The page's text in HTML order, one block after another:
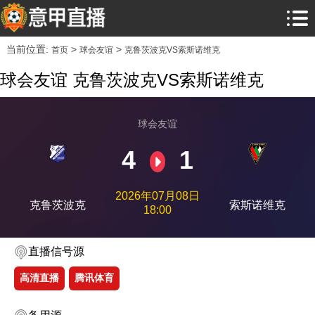
当前位置: 首页> 球会友谊> 克鲁茨波克VS索斯诺维克
球会友谊 克鲁茨波克VS索斯诺维克
克鲁茨波克
球会友谊
4 1
2026年07月08日
18:00
索斯诺维克
直播信号源
高清直播 腾讯体育